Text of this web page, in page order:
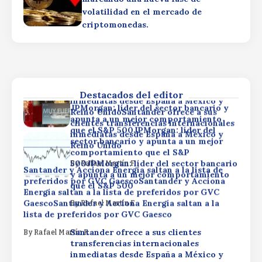
volatilidad en el mercado de
criptomonedas.
Destacados del editor
ByRafael Martín F.
Energía saltan a la lista de preferidos por GVC
GaescoSantander y Acciona Energía saltan a la
lista de preferidos por GVC Gaesco
clientes transferencias internacionales
inmediatas desde España a México y
Reino UnidoSantander ofrece a sus
clientes transferencias internacionales
inmediatas desde España a México y
Reino Unido
By Rafael Martín F.
JPMorgan: líder del sector bancario y
apunta a un mejor comportamiento
que el S&P 500JPMorgan: líder del
sector bancario y apunta a un mejor
comportamiento que el S&P
500JPMorgan: líder del sector bancario
y apunta a un mejor comportamiento
que el S&P 500
ByRafael Martín F.
Santander y Acciona Energía saltan a la lista de
preferidos por GVC GaescoSantander y Acciona
Energía saltan a la lista de preferidos por GVC
GaescoSantander y Acciona Energía saltan a la
lista de preferidos por GVC Gaesco
By Rafael Martín F.Santander ofrece a sus clientes
transferencias internacionales
inmediatas desde España a México y